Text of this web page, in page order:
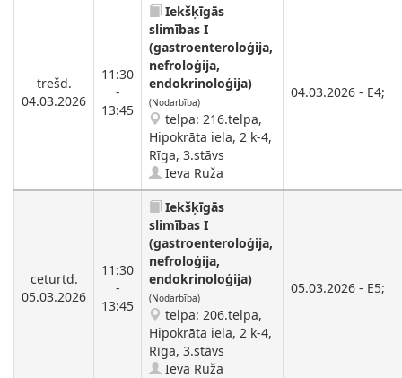
trešd.
04.03.2026
11:30
-
13:45
Iekšķīgās
slimības I
(gastroenteroloģija,
nefroloģija,
endokrinoloģija)
(Nodarbība)
telpa: 216.telpa,
Hipokrāta iela, 2 k-4,
Rīga, 3.stāvs
Ieva Ruža
04.03.2026 - E4;
ceturtd.
05.03.2026
11:30
-
13:45
Iekšķīgās
slimības I
(gastroenteroloģija,
nefroloģija,
endokrinoloģija)
(Nodarbība)
telpa: 206.telpa,
Hipokrāta iela, 2 k-4,
Rīga, 3.stāvs
Ieva Ruža
05.03.2026 - E5;